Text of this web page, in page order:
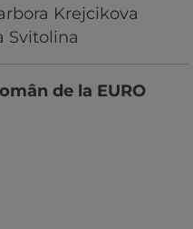
Krejcikova
Svitolina
de la EURO